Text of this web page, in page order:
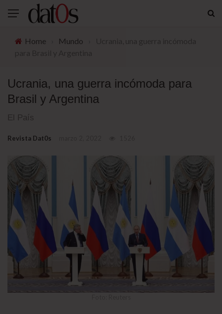
Home Mundo
Ucrania, una guerra incómoda para
Brasil y Argentina
El País
Revista Dat0s